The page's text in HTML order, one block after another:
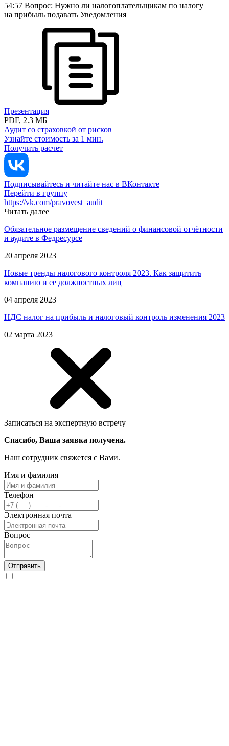
54:57 Вопрос: Нужно ли налогоплательщикам по налогу
на прибыль подавать Уведомления
Презентация
PDF, 2.3 МБ
Аудит со страховкой от рисков
Узнайте стоимость за 1 мин.
Получить расчет
Подписывайтесь и читайте нас в ВКонтакте
Перейти в группу
https://vk.com/pravovest_audit
Читать далее
Обязательное размещение сведений о финансовой отчётности
и аудите в Федресурсе
20 апреля 2023
Новые тренды налогового контроля 2023. Как защитить
компанию и ее должно­стных лиц
04 апреля 2023
НДС налог на прибыль и налоговый контроль изменения 2023
02 марта 2023
Записаться на экспертную встречу
Спасибо, Ваша заявка получена.
Наш сотрудник свяжется с Вами.
Имя и фамилия
Телефон
Электронная почта
Вопрос
Отправить